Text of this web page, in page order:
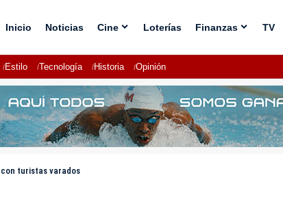
Inicio Noticias Cine Loterías Finanzas TV
Estilo Tecnología Historia Opinión
turistas varados